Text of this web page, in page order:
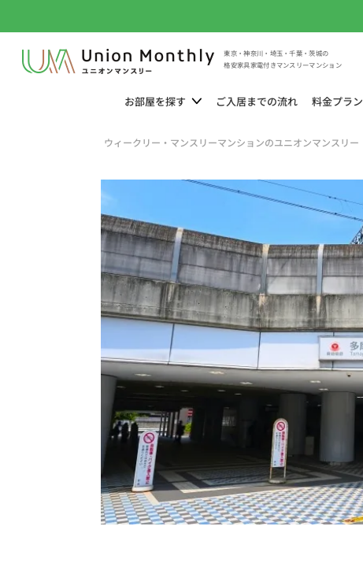
東京・神奈川・埼玉・千葉・茨城の
格安家具家電付きマンスリーマンション
お部屋を探す ご入居までの流れ 料金プラン
ウィークリー・マンスリーマンションのユニオンマンスリー